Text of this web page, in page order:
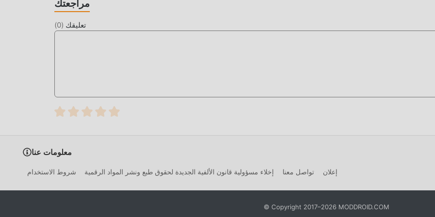
الأنواع المختلفة من الهواتف المحمولة apk ذات القدرة على التكيف الممتازة ، مما يضمن أن جميع عشاق اللعبة arcade يمكنهم
مراجعتك
تعليقك (
0
)
معلومات عنا
شروط الاستخدام إخلاء مسؤولية قانون الألفية الجديدة لحقوق طبع ونشر المواد الرقمية تواصل معنا إعلان
© Copyright 2017–2026 MODDROID.COM